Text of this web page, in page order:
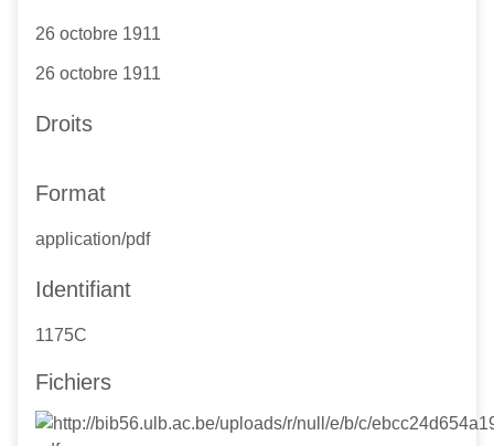
26 octobre 1911
26 octobre 1911
Droits
Format
application/pdf
Identifiant
1175C
Fichiers